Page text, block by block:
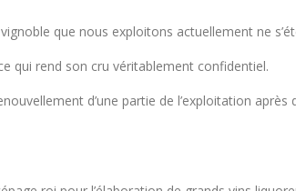
que nous exploitons actuellement ne
qui rend son cru véritablement confidentiel.
d’une partie de l’exploitation